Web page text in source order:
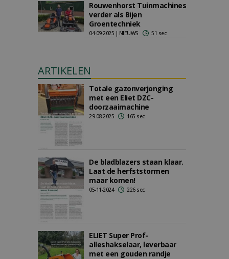
Rouwenhorst Tuinmachines
verder als Bijen
Groentechniek
04-09-2025 | NIEUWS 51 sec
ARTIKELEN
Totale gazonverjonging
met een Eliet DZC-
doorzaaimachine
29-08-2025 165 sec
De bladblazers staan klaar.
Laat de herfststormen
maar komen!
05-11-2024 226 sec
ELIET Super Prof-
alleshakselaar, leverbaar
met een gouden randje